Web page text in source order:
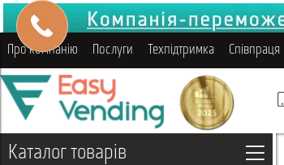
Про компанію Послуги Техпідтримка Співпраця
Каталог товарів